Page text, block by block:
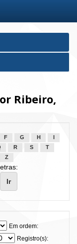
Ribeiro,
F G H
R S
T
Z
Em ordem:
Registro(s):